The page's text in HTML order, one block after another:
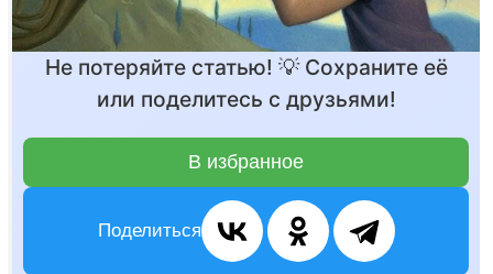
Не потеряйте статью! 💡 Сохраните её
или поделитесь с друзьями!
В избранное
Поделиться